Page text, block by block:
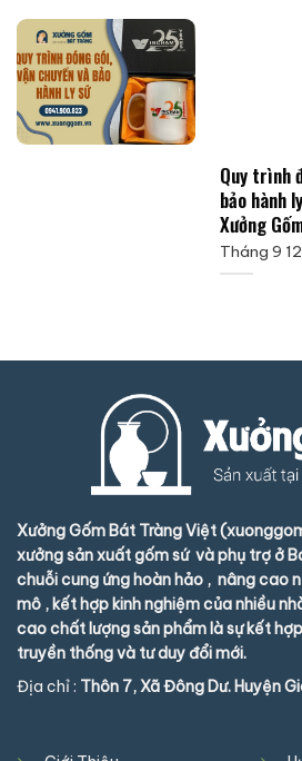
Quy trình
bảo hành
Xưởng
Tháng 9
Xưởng Gốm Bát Tràng Việt
xưởng sản xuất gốm sứ và phụ trợ ở
chuỗi cung ứng hoàn hảo , nâng cao
mô , kết hợp kinh nghiệm của nhiều
cao chất lượng sản phẩm là sự kết
truyền thống và tư duy đổi mới.
Địa chỉ : Thôn 7, Xã Đông Dư. Huyện